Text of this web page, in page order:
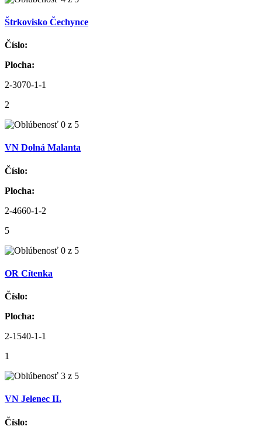
Štrkovisko Čechynce
Číslo:
Plocha:
2-3070-1-1
2
VN Dolná Malanta
Číslo:
Plocha:
2-4660-1-2
5
OR Cítenka
Číslo:
Plocha:
2-1540-1-1
1
VN Jelenec II.
Číslo: